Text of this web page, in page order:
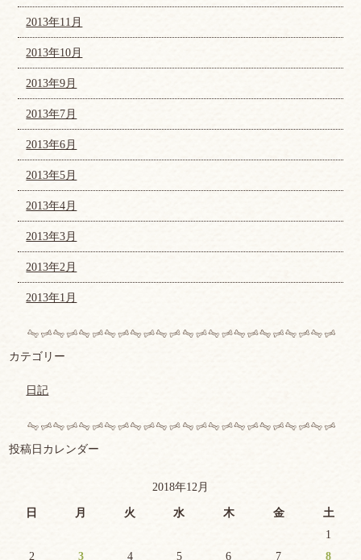
2013年11月
2013年10月
2013年9月
2013年7月
2013年6月
2013年5月
2013年4月
2013年3月
2013年2月
2013年1月
カテゴリー
日記
投稿日カレンダー
2018年12月
日 月 火 水 木 金
土
1
2
3 4 5 6 7 8